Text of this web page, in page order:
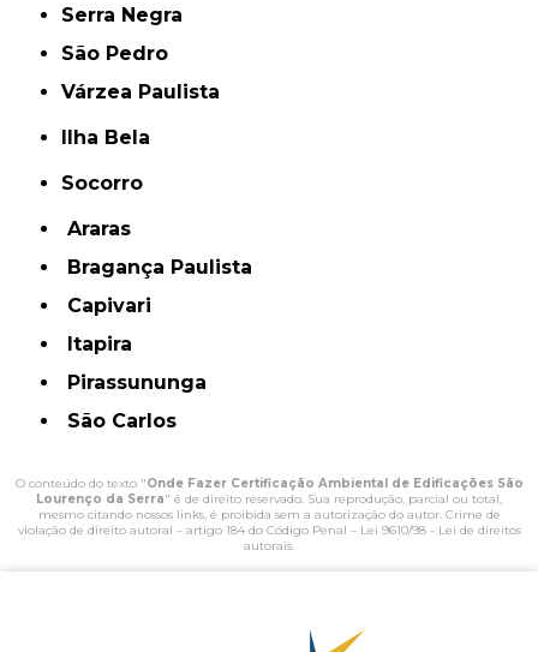
Serra Negra
São Pedro
Várzea Paulista
Ilha Bela
Socorro
Araras
Bragança Paulista
Capivari
Itapira
Pirassununga
São Carlos
O conteúdo do texto "Onde Fazer Certificação Ambiental de Edificações São
Lourenço da Serra" é de direito reservado. Sua reprodução, parcial ou total,
mesmo citando nossos links, é proibida sem a autorização do autor. Crime de
violação de direito autoral – artigo 184 do Código Penal – Lei 9610/98 - Lei de direitos
autorais.